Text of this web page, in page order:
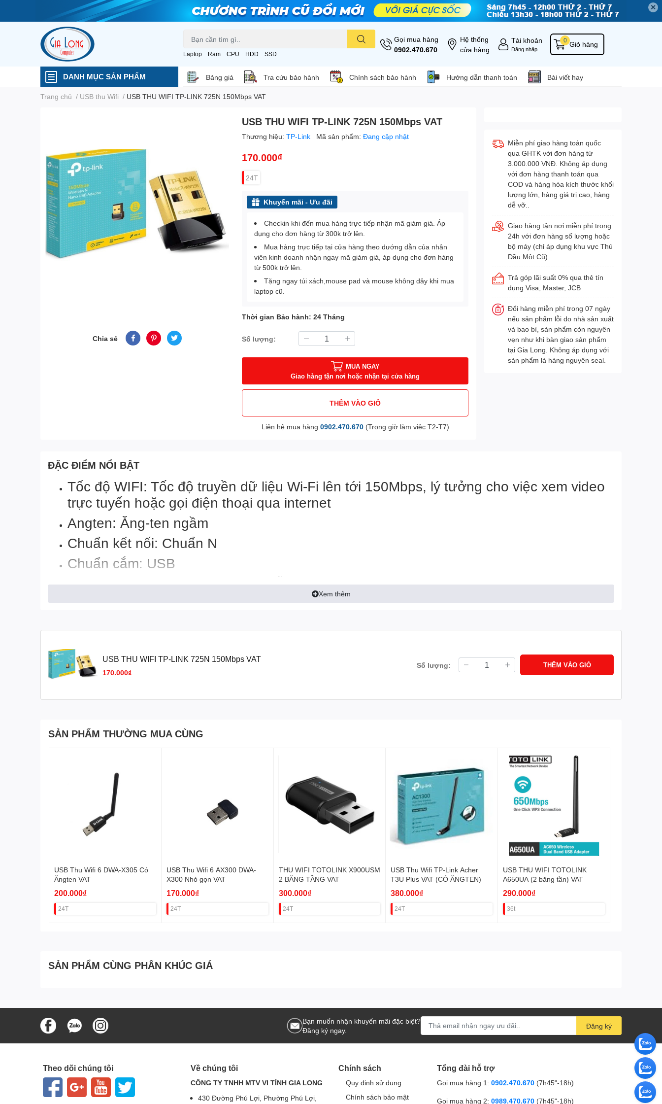
✕
Laptop Ram CPU HDD SSD
Gọi mua hàng
0902.470.670
Hệ thống
cửa hàng
Tài khoản
Đăng nhập
Giỏ hàng
0
DANH MỤC SẢN PHẨM Bảng giá Tra cứu bảo hành Chính sách bảo hành Hướng dẫn thanh toán Bài viết hay
Trang chủ / USB thu Wifi / USB THU WIFI TP-LINK 725N 150Mbps VAT
Chia sẻ
USB THU WIFI TP-LINK 725N 150Mbps VAT
Thương hiệu:TP-Link Mã sản phẩm:Đang cập nhật
170.000₫
24T
Khuyến mãi - Ưu đãi
Checkin khi đến mua hàng trực tiếp nhận mã giảm giá. Áp
dụng cho đơn hàng từ 300k trở lên.
Mua hàng trực tiếp tại cửa hàng theo dướng dẫn của nhân
viên kinh doanh nhận ngay mã giảm giá, áp dụng cho đơn hàng
từ 500k trở lên.
Tặng ngay túi xách,mouse pad và mouse không dây khi mua
laptop cũ.
Thời gian Bảo hành: 24 Tháng
Số lượng:
MUA NGAY
Giao hàng tận nơi hoặc nhận tại cửa hàng
THÊM VÀO GIỎ
Liên hệ mua hàng 0902.470.670(Trong giờ làm việc T2-T7)
Miễn phí giao hàng toàn quốc
qua GHTK với đơn hàng từ
3.000.000 VNĐ. Không áp dụng
với đơn hàng thanh toán qua
COD và hàng hóa kích thước khối
lượng lớn, hàng giá trị cao, hàng
dễ vỡ..
Giao hàng tận nơi miễn phí trong
24h với đơn hàng số lượng hoặc
bộ máy (chỉ áp dụng khu vực Thủ
Dầu Một Cũ).
Trả góp lãi suất 0% qua thẻ tín
dụng Visa, Master, JCB
Đổi hàng miễn phí trong 07 ngày
nếu sản phẩm lỗi do nhà sản xuất
và bao bì, sản phẩm còn nguyên
vẹn như khi bàn giao sản phẩm
tại Gia Long. Không áp dụng với
sản phẩm là hàng nguyên seal.
ĐẶC ĐIỂM NỔI BẬT
Tốc độ WIFI: Tốc độ truyền dữ liệu Wi-Fi lên tới 150Mbps, lý tưởng cho việc xem video
trực tuyến hoặc gọi điện thoại qua internet
Angten: Ăng-ten ngầm
Chuẩn kết nối: Chuẩn N
Chuẩn cắm: USB
Mô tả khác: Bảo mật nâng cao: Hỗ trợ mã hóa WEP 64/128, WPA, PA2/WPA-
PSK/WPA2-PSK(TKIP/AES)
Xem thêm
USB THU WIFI TP-LINK 725N 150Mbps VAT
170.000₫
Số lượng: THÊM VÀO GIỎ
SẢN PHẨM THƯỜNG MUA CÙNG
USB Thu Wifi 6 DWA-X305 Có
Ăngten VAT
200.000₫
24T
USB Thu Wifi 6 AX300 DWA-
X300 Nhỏ gọn VAT
170.000₫
24T
THU WIFI TOTOLINK X900USM
2 BĂNG TẦNG VAT
300.000₫
24T
USB Thu Wifi TP-Link Acher
T3U Plus VAT (CÓ ĂNGTEN)
380.000₫
24T
USB THU WIFI TOTOLINK
A650UA (2 băng tần) VAT
290.000₫
36t
SẢN PHẨM CÙNG PHÂN KHÚC GIÁ
Bạn muốn nhận khuyến mãi đặc biệt?
Đăng ký ngay.
Đăng ký
Theo dõi chúng tôi Về chúng tôi
CÔNG TY TNHH MTV VI TÍNH GIA LONG
430 Đường Phú Lợi, Phường Phú Lợi,
Chính sách
Quy định sử dụng
Chính sách bảo mật
Tổng đài hỗ trợ
Gọi mua hàng 1: 0902.470.670 (7h45"-18h)
Gọi mua hàng 2: 0989.470.670 (7h45"-18h)